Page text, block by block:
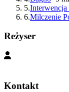
5.Interwencja
6.Milczenie
Reżyser
Kontakt